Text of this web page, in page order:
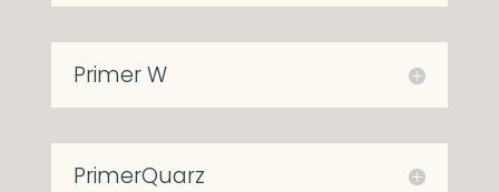
Primer W
PrimerQuarz